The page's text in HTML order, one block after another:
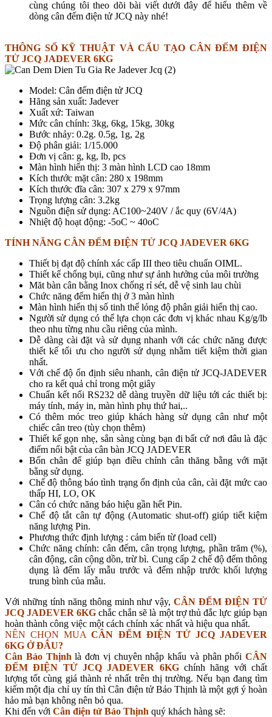
cùng chúng tôi theo dõi bài viết dưới đây để hiểu thêm về
dòng cân đếm điện tử JCQ này nhé!
THÔNG SỐ KỸ THUẬT VÀ CẤU TẠO CÂN ĐẾM ĐIỆN
TỬ JCQ JADEVER 6KG
Model: Cân đếm điện tử JCQ
Hãng sản xuất: Jadever
Xuất xứ: Taiwan
Mức cân chính: 3kg, 6kg, 15kg, 30kg
Bước nhảy: 0.2g. 0.5g, 1g, 2g
Độ phân giải: 1/15.000
Đơn vị cân: g, kg, lb, pcs
Màn hình hiển thị: 3 màn hình LCD cao 18mm
Kích thước mặt cân: 280 x 198mm
Kích thước đĩa cân: 307 x 279 x 97mm
Trọng lượng cân: 3.2kg
Nguồn điện sử dụng: AC100~240V / ắc quy (6V/4A)
Nhiệt độ hoạt động: -5oC ~ 40oC
TÍNH NĂNG CÂN ĐẾM ĐIỆN TỬ JCQ JADEVER 6KG
Thiết bị đạt độ chính xác cấp III theo tiêu chuẩn OIML.
Thiết kế chống bụi, cũng như sự ảnh hưởng của môi trường
Măt bàn cân bằng Inox chống rỉ sét, dễ vệ sinh lau chùi
Chức năng đếm hiển thị ở 3 màn hình
Màn hình hiển thị số tinh thể lỏng độ phân giải hiển thị cao.
Người sử dụng có thể lựa chọn các đơn vị khác nhau Kg/g/lb
theo nhu từng nhu cầu riêng của mình.
Dễ dàng cài đặt và sử dụng nhanh với các chức năng được
thiết kế tối ưu cho người sử dụng nhằm tiết kiệm thời gian
nhất.
Với chế độ ổn định siêu nhanh, cân điện tử JCQ-JADEVER
cho ra kết quả chỉ trong một giây
Chuẩn kết nối RS232 dễ dàng truyền dữ liệu tới các thiết bị:
máy tính, máy in, màn hình phụ thứ hai,..
Có thêm móc treo giúp khách hàng sử dụng cân như một
chiếc cân treo (tùy chọn thêm)
Thiết kế gọn nhẹ, sẳn sàng cùng bạn đi bất cứ nơi đâu là đặc
điểm nổi bật của cân bàn JCQ JADEVER
Bốn chân đế giúp bạn điều chỉnh cân thăng bằng với mặt
bằng sử dụng.
Chế độ thông báo tình trạng ổn định của cân, cài đặt mức cao
thấp HI, LO, OK
Cân có chức năng báo hiệu gần hết Pin.
Chế độ tắt cân tự động (Automatic shut-off) giúp tiết kiệm
năng lượng Pin.
Phương thức định lượng : cảm biến từ (load cell)
Chức năng chính: cân đếm, cân trọng lượng, phần trăm (%),
cân động, cân cộng dồn, trừ bì. Cung cấp 2 chế độ đếm thông
dụng là đếm lấy mẫu trước và đếm nhập trước khối lượng
trung bình của mẫu.
Với những tính năng thông minh như vậy,CÂN ĐẾM ĐIỆN TỬ
JCQ JADEVER 6KG chắc chắn sẽ là một trợ thủ đắc lực giúp bạn
hoàn thành công việc một cách chính xác nhất và hiệu qua nhất.
NÊN CHỌN MUACÂN ĐẾM ĐIỆN TỬ JCQ JADEVER
6KG Ở ĐÂU?
Cân Bảo Thịnh là đơn vị chuyên nhập khẩu và phân phối CÂN
ĐẾM ĐIỆN TỬ JCQ JADEVER 6KG chính hãng với chất
lượng tốt cùng giá thành rẻ nhất trên thị trường. Nếu bạn đang tìm
kiếm một địa chỉ uy tín thì Cân điện tử Bảo Thịnh là một gợi ý hoàn
hảo mà bạn không nên bỏ qua.
Khi đến với Cân điện tử Bảo Thịnh quý khách hàng sẽ: